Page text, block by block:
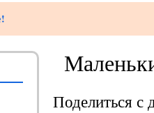
Поделиться с